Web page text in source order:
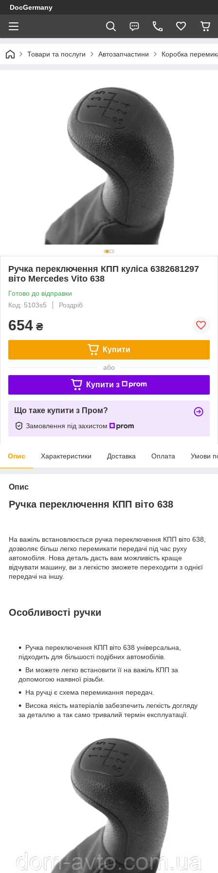
DocGermany
Товари та послуги Автозапчастини Коробка
Ручка переключення КПП куліса 6382681297
віто Mercedes Vito 638
Готово до відправки
Код: 5103s5
Роздріб
654 ₴
Купити
або
Купити з
Що таке купити з Пром?
Замовлення під захистом
Опис Характеристики Доставка Оплата Умови
Опис
Ручка переключення КПП віто 638
На важіль встановлюється ручка переключення КПП віто 638,
дозволяє більш легко перемикати передачі під час руху
автомобіля. Нова деталь дасть вам можливість краще
відчувати машину, ви з легкістю зможете переходити з однієї
передачі на іншу.
Особливості ручки
Ручка переключення КПП віто 638 універсальна,
підходить для більшості подібних автомобілів.
Ви можете легко встановити її на важіль КПП за
допомогою наявної різьби.
На ручці є схема перемикання передач.
Висока якість матеріалів забезпечить легкість догляду
за деталлю а так само тривалий термін експлуатації.